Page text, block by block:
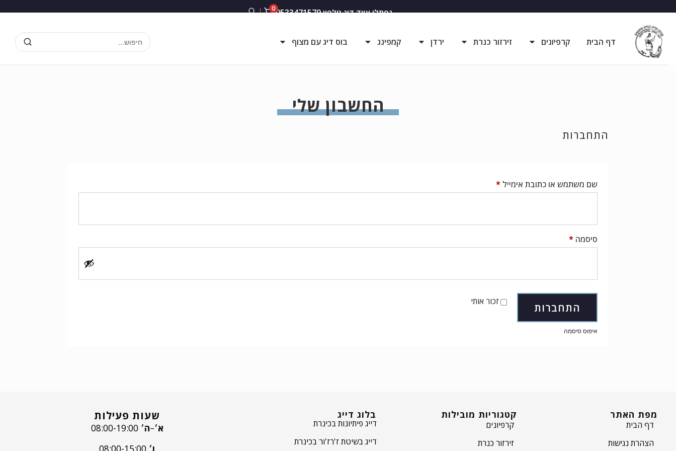
נפתלי ציוד דיג טלפון 0533471579 0
דף הבית קרפיונים זירזור כנרת ירדן קמפינג בוס דיג עם מצוף חיפוש...
החשבון שלי
התחברות
שם משתמש או כתובת אימייל *
סיסמה *
זכור אותי התחברות
איפוס סיסמה
מפת האתר
דף הבית
הצהרת נגישות
קטגוריות מובילות
קרפיונים
זירזור כנרת
בלוג דייג
דייג פיתיונות בכינרת
דייג בשיטת ז'רז'ור בכינרת
שעות פעילות
א׳–ה׳ 08:00-19:00
ו׳ 08:00-15:00